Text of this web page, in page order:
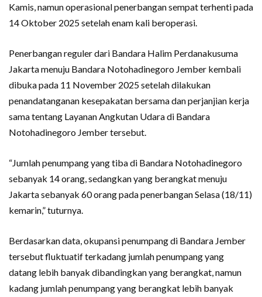
Kamis, namun operasional penerbangan sempat terhenti pada
14 Oktober 2025 setelah enam kali beroperasi.
Penerbangan reguler dari Bandara Halim Perdanakusuma
Jakarta menuju Bandara Notohadinegoro Jember kembali
dibuka pada 11 November 2025 setelah dilakukan
penandatanganan kesepakatan bersama dan perjanjian kerja
sama tentang Layanan Angkutan Udara di Bandara
Notohadinegoro Jember tersebut.
“Jumlah penumpang yang tiba di Bandara Notohadinegoro
sebanyak 14 orang, sedangkan yang berangkat menuju
Jakarta sebanyak 60 orang pada penerbangan Selasa (18/11)
kemarin,” tuturnya.
Berdasarkan data, okupansi penumpang di Bandara Jember
tersebut fluktuatif terkadang jumlah penumpang yang
datang lebih banyak dibandingkan yang berangkat, namun
kadang jumlah penumpang yang berangkat lebih banyak